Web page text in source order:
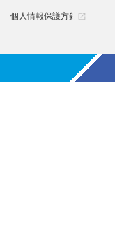
個人情報保護方針open_in_new